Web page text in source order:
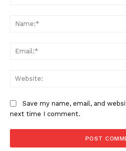
Save my name, email, and
next time I comment.